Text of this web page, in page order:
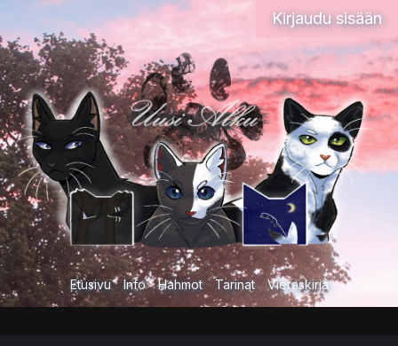
sisältöön
Kirjaudu sisään
Etusivu Info Hahmot Tarinat Vieraskirja